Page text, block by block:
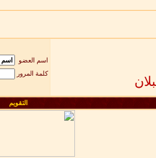
اسم العضو
كلمة المرور
التقويم